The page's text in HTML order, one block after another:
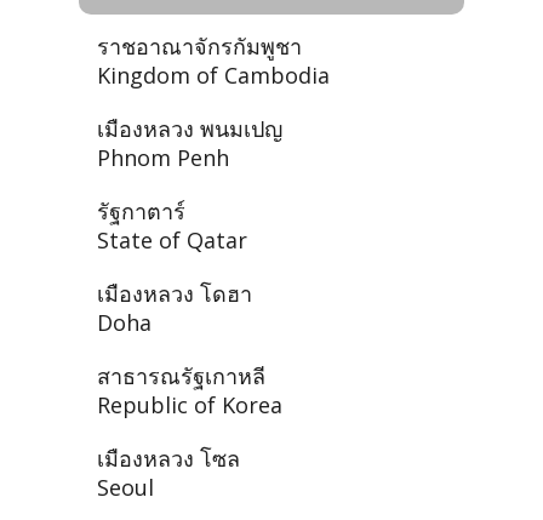
ราชอาณาจักรกัมพูชา
Kingdom of Cambodia
เมืองหลวง พนมเปญ
Phnom Penh
รัฐกาตาร์
State of Qatar
เมืองหลวง โดฮา
Doha
สาธารณรัฐเกาหลี
Republic of Korea
เมืองหลวง โซล
Seoul